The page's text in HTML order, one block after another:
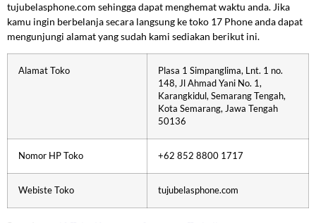
tujubelasphone.com sehingga dapat menghemat waktu anda. Jika
kamu ingin berbelanja secara langsung ke toko 17 Phone anda dapat
mengunjungi alamat yang sudah kami sediakan berikut ini.
Alamat Toko
Plasa 1 Simpanglima, Lnt. 1 no.
148, Jl Ahmad Yani No. 1,
Karangkidul, Semarang Tengah,
Kota Semarang, Jawa Tengah
50136
Nomor HP Toko +62 852 8800 1717
Webiste Toko tujubelasphone.com